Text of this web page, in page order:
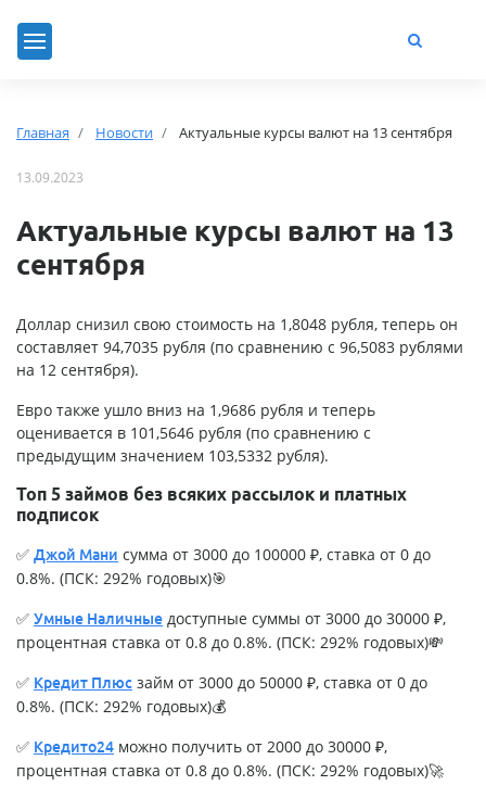
Главная Новости Актуальные курсы валют на 13 сентября
13.09.2023
Актуальные курсы валют на 13
сентября
Доллар снизил свою стоимость на 1,8048 рубля, теперь он
составляет 94,7035 рубля (по сравнению с 96,5083 рублями
на 12 сентября).
Евро также ушло вниз на 1,9686 рубля и теперь
оценивается в 101,5646 рубля (по сравнению с
предыдущим значением 103,5332 рубля).
Топ 5 займов без всяких рассылок и платных
подписок
✅ Джой Мани сумма от 3000 до 100000 ₽, ставка от 0 до
0.8%. (ПСК: 292% годовых)🎯
✅ Умные Наличные доступные суммы от 3000 до 30000 ₽,
процентная ставка от 0.8 до 0.8%. (ПСК: 292% годовых)💸
✅ Кредит Плюс займ от 3000 до 50000 ₽, ставка от 0 до
0.8%. (ПСК: 292% годовых)💰
✅ Кредито24 можно получить от 2000 до 30000 ₽,
процентная ставка от 0.8 до 0.8%. (ПСК: 292% годовых)🚀